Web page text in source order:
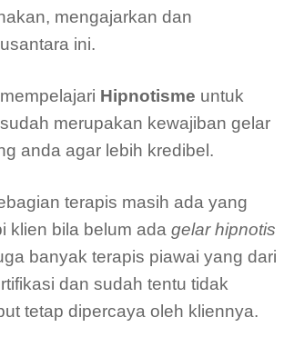
mengajarkan dan
ini.
Hipnotisme untuk
merupakan kewajiban gelar
anda agar lebih kredibel.
terapis masih ada yang
klien bila belum ada gelar hipnotis
banyak terapis piawai yang dari
dan sudah tentu tidak
tetap dipercaya oleh kliennya.